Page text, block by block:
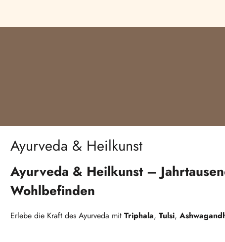
Ayurveda & Heilkunst
Ayurveda & Heilkunst –
Wohlbefinden
Erlebe die Kraft des Ayurveda mit Triphala, Tulsi,